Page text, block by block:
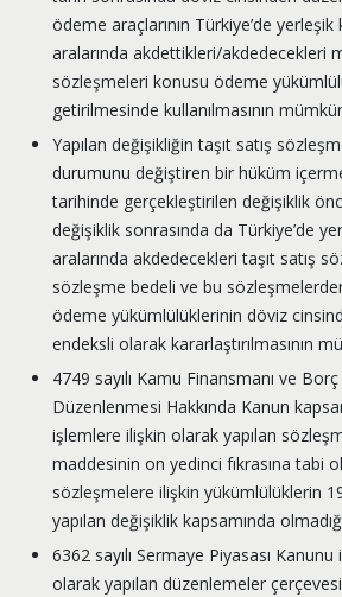
ödeme araçlarının Türkiye’de
aralarında akdettikleri/akdedecekleri
sözleşmeleri konusu ödeme
getirilmesinde kullanılmasının
Yapılan değişikliğin taşıt satış
durumunu değiştiren bir hüküm
tarihinde gerçekleştirilen değişiklik
değişiklik sonrasında da Türkiye’de
aralarında akdedecekleri taşıt satış
sözleşme bedeli ve bu
ödeme yükümlülüklerinin döviz
endeksli olarak kararlaştırılmasının
4749 sayılı Kamu Finansmanı ve
Düzenlenmesi Hakkında Kanun
işlemlere ilişkin olarak yapılan
maddesinin on yedinci fıkrasına tabi
sözleşmelere ilişkin yükümlülüklerin
yapılan değişiklik kapsamında
6362 sayılı Sermaye Piyasası
olarak yapılan düzenlemeler